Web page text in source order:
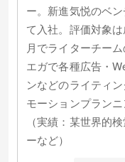
ー。新進気悦のベ
て入社。評価対象
月でライターチー
エガで各種広告・
ンなどのライティ
モーションプラン
（実績：某世界的
ーなど）